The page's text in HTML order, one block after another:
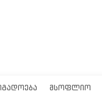
ᲛᲡᲝᲤᲚᲘᲝ